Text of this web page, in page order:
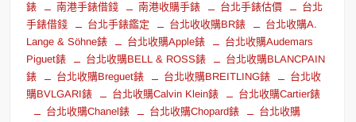
錶
南港手錶借錢 南港收購手錶 台北手錶估價
台北
手錶借錢
台北手錶鑑定 台北收收購BR錶
台北收購A.
Lange & Söhne錶
台北收購Apple錶
台北收購Audemars
Piguet錶
台北收購BELL & ROSS錶
台北收購BLANCPAIN
錶
台北收購Breguet錶 台北收購BREITLING錶
台北收
購BVLGARI錶
台北收購Calvin Klein錶
台北收購Cartier錶
台北收購Chanel錶
台北收購Chopard錶
台北收購